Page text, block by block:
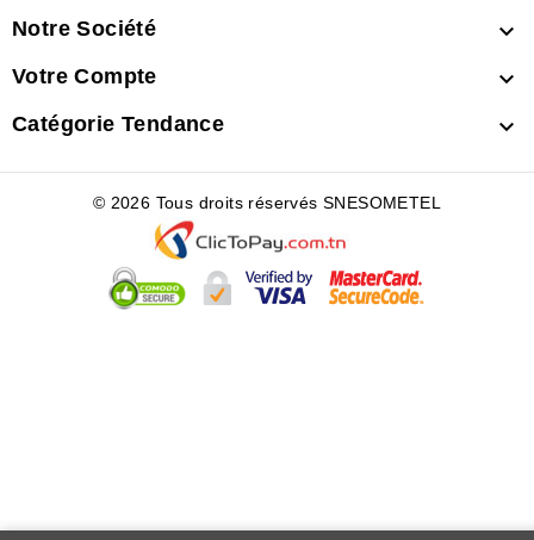
Notre Société 
Votre Compte 
Catégorie Tendance 
© 2026 Tous droits réservés SNESOMETEL